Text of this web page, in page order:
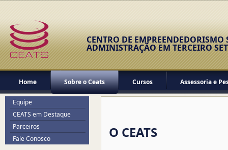
CENTRO DE EMPREENDEDORISMO
ADMINISTRAÇÃO EM TERCEIRO
Home Sobre o Ceats Cursos Assessoria e
Equipe
CEATS em Destaque
Parceiros
Fale Conosco
O CEATS